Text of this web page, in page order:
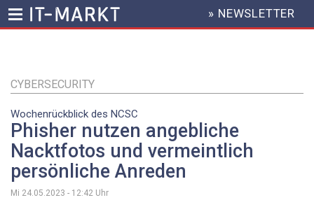
Inhalt
HEADER
MENU
» NEWSLETTER
CYBERSECURITY
Wochenrückblick des NCSC
Phisher nutzen angebliche
Nacktfotos und vermeintlich
persönliche Anreden
Mi 24.05.2023 - 12:42 Uhr